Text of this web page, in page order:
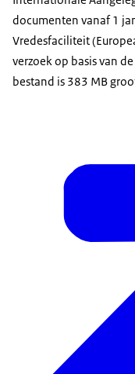
documenten vanaf 1
Vredesfaciliteit
verzoek op basis van
bestand is 383 MB